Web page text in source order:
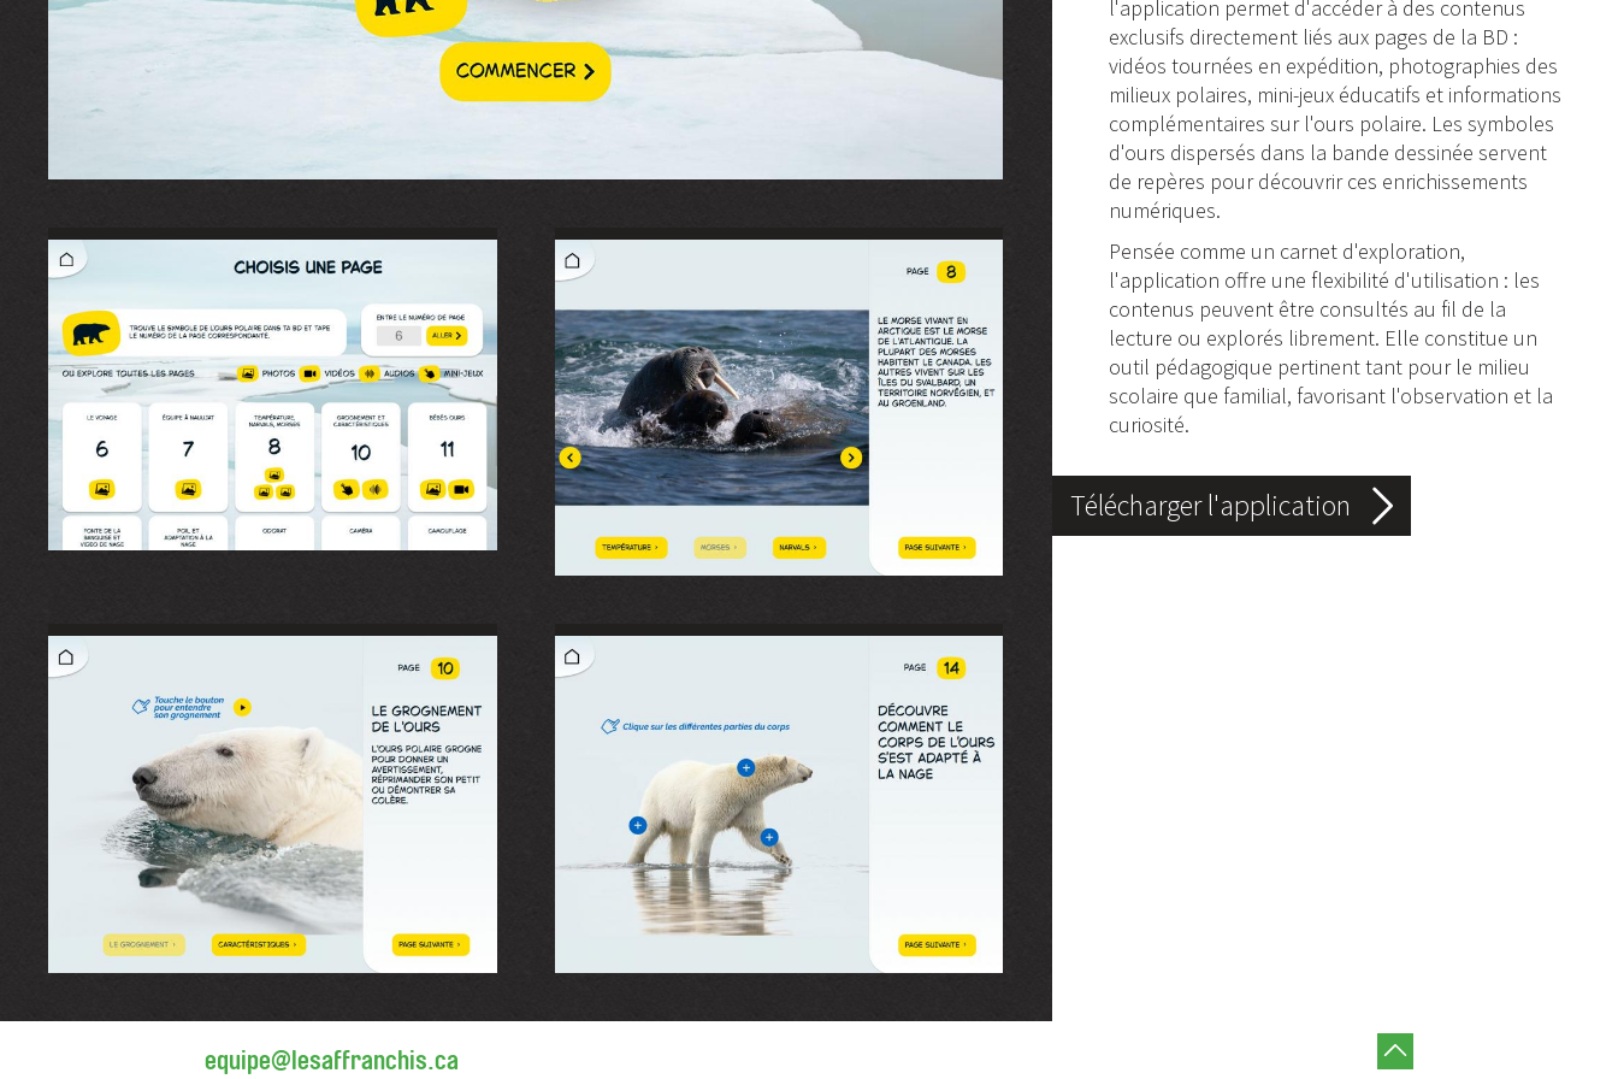
l'application permet d'accéder à des contenus
exclusifs directement liés aux pages de la BD :
vidéos tournées en expédition, photographies des
milieux polaires, mini-jeux éducatifs et informations
complémentaires sur l'ours polaire. Les symboles
d'ours dispersés dans la bande dessinée servent
de repères pour découvrir ces enrichissements
numériques.
Pensée comme un carnet d'exploration,
l'application offre une flexibilité d'utilisation : les
contenus peuvent être consultés au fil de la
lecture ou explorés librement. Elle constitue un
outil pédagogique pertinent tant pour le milieu
scolaire que familial, favorisant l'observation et la
curiosité.
Télécharger l'application
equipe@lesaffranchis.ca